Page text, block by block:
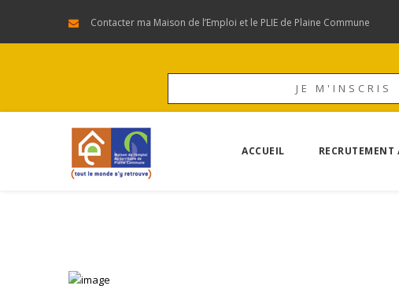
Contacter ma Maison de l’Emploi et le PLIE de Plaine Commune
JE M'INSCRIS
ACCUEIL